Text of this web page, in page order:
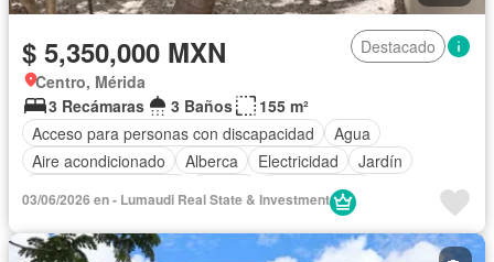
$ 5,350,000 MXN
Destacado
Centro, Mérida
3 Recámaras
3 Baños
155 m²
Acceso para personas con discapacidad
Agua
Aire acondicionado
Alberca Electricidad
Jardín
Zonas verdes
03/06/2026 en - Lumaudi Real State & Investment